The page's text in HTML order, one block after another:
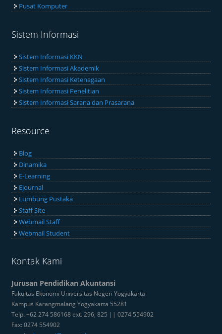
Pusat Komputer
Sistem Informasi
Sistem Informasi KKN
Sistem Informasi Akademik
Sistem Informasi Ketenagaan
Sistem Informasi Penelitian
Sistem Informasi Sarana dan Prasarana
Resource
Blog
Dinamika
E-Learning
Ejournal
Lumbung Pustaka
Staff Site
Webmail Staff
Webmail Student
Kontak Kami
Jurusan Pendidikan Akuntansi
Fakultas Ekonomi Universitas Negeri Yogyakarta
Kampus Karangmalang Yogyakarta 55281
Telp. +62 274 586168 ext. 296, 825 || 0274 554902
Fax: 0274 554902